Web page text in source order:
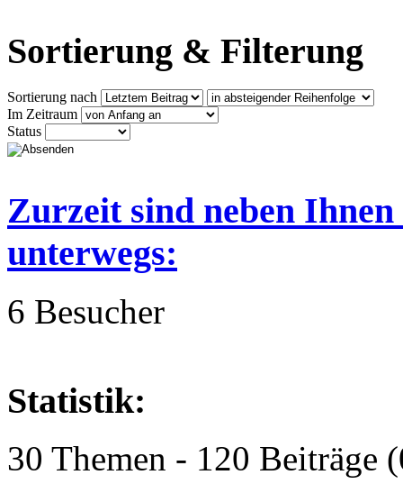
Sortierung & Filterung
Sortierung nach
Im Zeitraum
Status
Zurzeit sind neben
unterwegs:
6 Besucher
Statistik:
30 Themen - 120 Beiträge